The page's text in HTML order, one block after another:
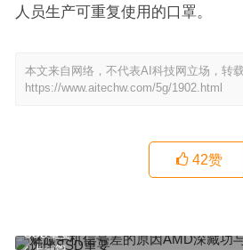
人员生产可重复使用的口罩。
本文来自网络，不代表AI科技网立场，转
https://www.aitechw.com/5g/1902.html
42赞
SSD重要